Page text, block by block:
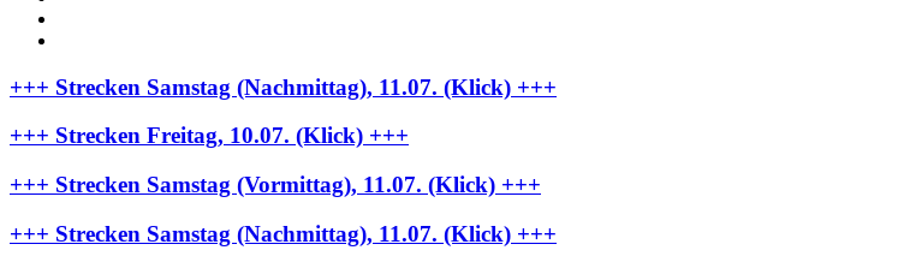
+++ Strecken Samstag (Nachmittag), 11.07. (Klick) +++
+++ Strecken Freitag, 10.07. (Klick) +++
+++ Strecken Samstag (Vormittag), 11.07. (Klick) +++
+++ Strecken Samstag (Nachmittag), 11.07. (Klick) +++